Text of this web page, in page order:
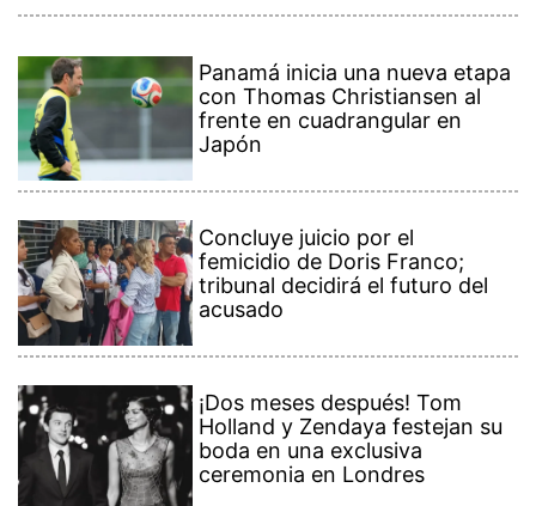
Panamá inicia una nueva etapa
con Thomas Christiansen al
frente en cuadrangular en
Japón
Concluye juicio por el
femicidio de Doris Franco;
tribunal decidirá el futuro del
acusado
¡Dos meses después! Tom
Holland y Zendaya festejan su
boda en una exclusiva
ceremonia en Londres